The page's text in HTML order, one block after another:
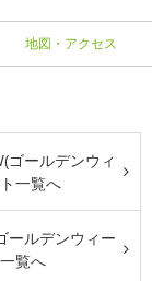
地図・アクセス
ゴールデンウィ
一覧へ
ールデンウィー
覧へ